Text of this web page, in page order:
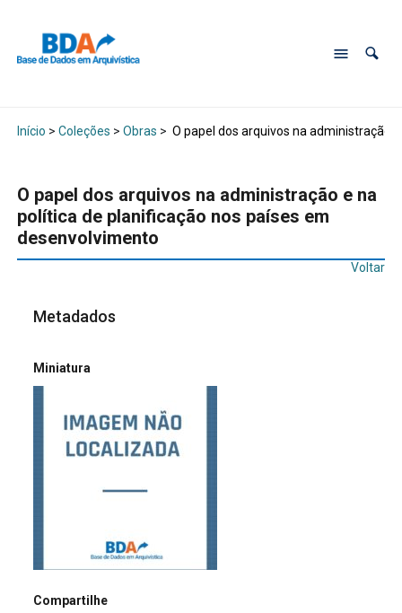
Início > Coleções > Obras > O papel dos arquivos na administração
O papel dos arquivos na administração e na
política de planificação nos países em
desenvolvimento
Voltar
Metadados
Miniatura
Compartilhe